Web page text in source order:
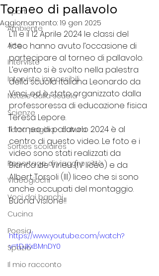
Sport
Ambiente
Arte
Interviste
Interviste impossibili
Notizie dalla scuola
Scienze
Terza pagina - cultura
Sorties scolaires
Reportage di viaggi e città
Videogiochi
Voci dai banchi
Cucina
Poesia
Spazio
Il mio racconto
Torneo di pallavolo
Aggiornamento: 19 gen 2025
L’11 e il 12 Aprile 2024 le classi del
liceo hanno avuto l’occasione di
partecipare al torneo di pallavolo.
L’evento si è svolto nella palestra
della scuola italiana Leonardo da
Vinci, ed è stato organizzato dalla
professoressa di educazione fisica
Teresa Lepore.
Il torneo di pallavolo 2024 è al
centro di questo video. Le foto e i
video sono stati realizzati da
Bianca de Virieu (IV liceo) e da
Albert Torsoli (III) liceo che si sono
anche occupati del montaggio.
Buona visione!!
https://www.youtube.com/watch?
v=tDJKxBMnDY0